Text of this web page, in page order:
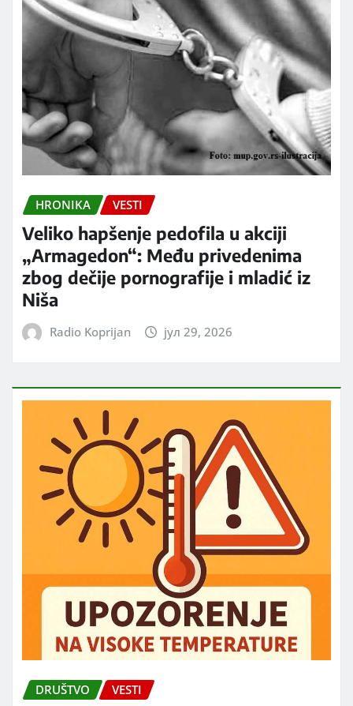
HRONIKA VESTI
Veliko hapšenje pedofila u akciji
„Armagedon“: Među privedenima
zbog dečije pornografije i mladić iz
Niša
Radio Koprijan јул 29, 2026
DRUŠTVO VESTI